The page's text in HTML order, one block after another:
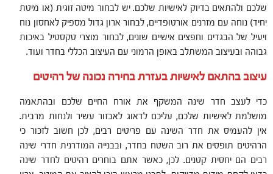
שלכם ולהתאים בדיוק לאישיות שלכם. יש לבחור מיטה זוגית (או מיטת
יחיד) נוחה עם מזרנים אורטופדיים, לבחור ארון גדול מספיק לאחסון נוח
ויעיל של הבגדים וחפצים אישיים שונים, לבחור מוצרי טקסטיל באיכות
גבוהה ובעיצוב המשתלב באופן הרמוני עם העיצוב הכללי בחדר ועוד.
עיצוב בהתאם לאישיות בעזרת בחירה נכונה של רהיטים
כדי לעצב חדר שינה המשקף את אורח החיים שלכם ובהתאמה
מושלמת לאישיות שלכם, עליכם לדאוג לאבזור עשיר ולנחות מרבית.
אין להעמיס את חדר השינה עם פריטים רבים, לכן חשוב לזכור כי
הרהיטים תופסים את רוב השטח בחדר, ובבנייה המודרנית חדרי שינה
רבים הם יחסית קטנים. לכן, כאשר אתם בוחרים רהיטים לחדר שינה